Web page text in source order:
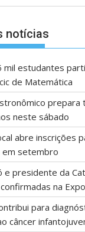
notícias
mil estudantes
de Matemática
prepara
neste sábado
abre inscrições
em setembro
e presidente da
na
para
câncer